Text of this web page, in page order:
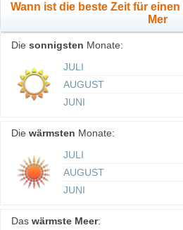
Wann ist die beste Zeit für
Mer
Die sonnigsten Monate:
JULI
AUGUST
JUNI
Die wärmsten Monate:
JULI
AUGUST
JUNI
Das wärmste Meer: